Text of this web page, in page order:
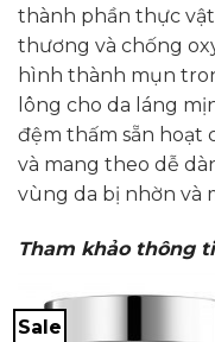
thành phần thực
thương và chống
hình thành mụn
lông cho da láng
đệm thấm sẵn hoạt
và mang theo dễ
vùng da bị nhờn và
Tham khảo thông
Sale